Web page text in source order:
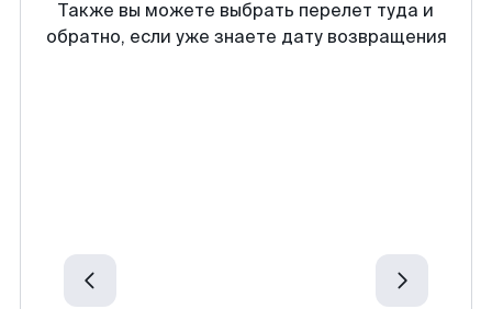
Также вы можете выбрать перелет туда и
обратно, если уже знаете дату возвращения